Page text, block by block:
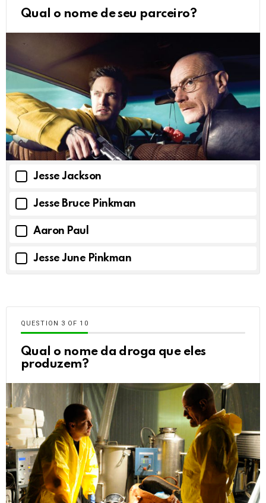
Qual o nome de seu parceiro?
Jesse Jackson
Jesse Bruce Pinkman
Aaron Paul
Jesse June Pinkman
QUESTION OF 10
Qual o nome da droga que eles
produzem?